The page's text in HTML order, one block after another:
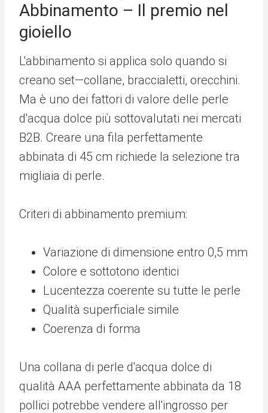
Abbinamento – Il premio nel
gioiello
L'abbinamento si applica solo quando si
creano set—collane, braccialetti, orecchini.
Ma è uno dei fattori di valore delle perle
d'acqua dolce più sottovalutati nei mercati
B2B. Creare una fila perfettamente
abbinata di 45 cm richiede la selezione tra
migliaia di perle.
Criteri di abbinamento premium:
Variazione di dimensione entro 0,5 mm
Colore e sottotono identici
Lucentezza coerente su tutte le perle
Qualità superficiale simile
Coerenza di forma
Una collana di perle d'acqua dolce di
qualità AAA perfettamente abbinata da 18
pollici potrebbe vendere all'ingrosso per